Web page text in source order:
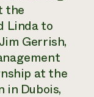
electrónicos
the
Linda to
Gerrish,
at the
in Dubois,